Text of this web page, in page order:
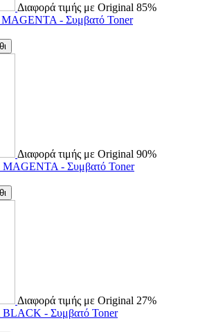
Διαφορά τιμής με Original 85%
- Συμβατό Toner
Διαφορά τιμής με Original 90%
- Συμβατό Toner
Διαφορά τιμής με Original 27%
BLACK - Συμβατό Toner